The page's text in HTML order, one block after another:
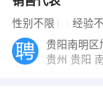
性别不限 经验
贵阳南明区
贵州 贵阳